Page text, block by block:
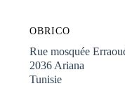
OBRICO
Rue mosquée
2036 Ariana
Tunisie